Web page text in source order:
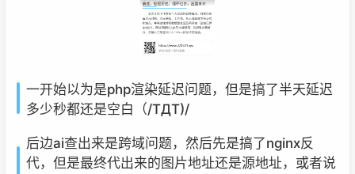
一开始以为是php渲染延迟问题，但是搞了半天延迟
多少秒都还是空白（/TДT)/
后边ai查出来是跨域问题，然后先是搞了nginx反
代，但是最终代出来的图片地址还是源地址，或者说